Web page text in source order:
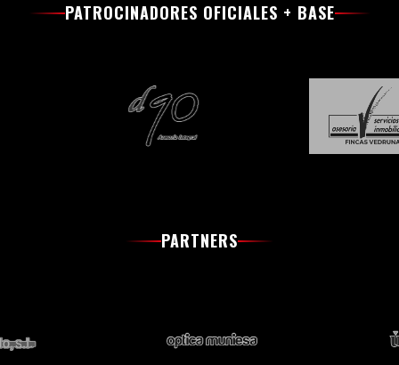
PATROCINADORES OFICIALES + BASE
PARTNERS